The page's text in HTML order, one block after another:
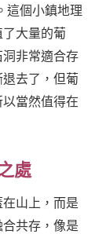
這個小鎮地理
大量的葡
非常適合存
去了，但葡
當然值得在
處
山上，而是
共存，像是